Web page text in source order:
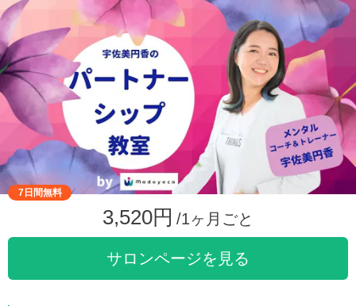
7日間無料
3,520円 /1ヶ月ごと
サロンページを見る